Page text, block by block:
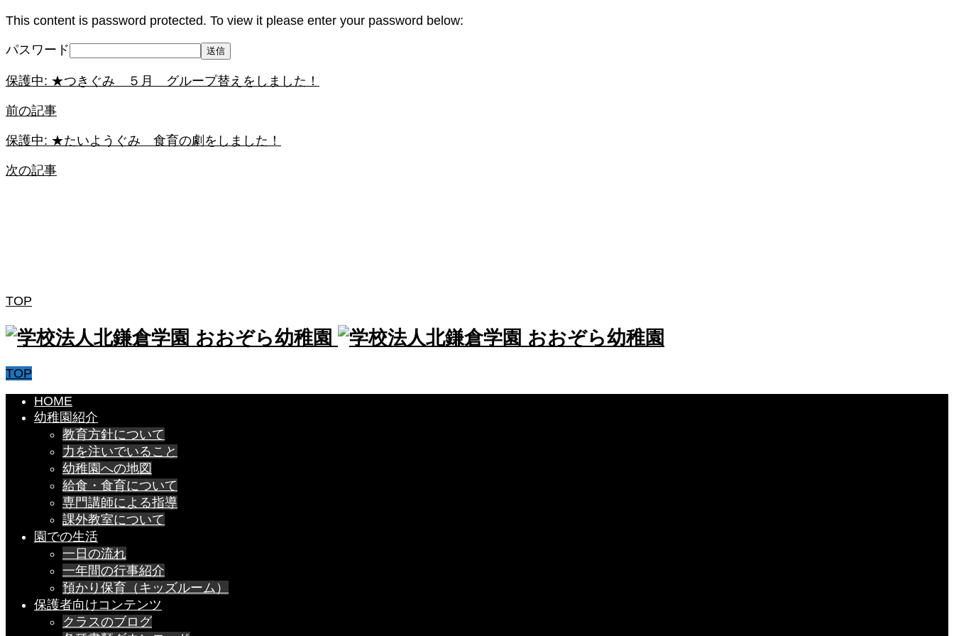
This content is password protected. To view it please enter your password below:
パスワード
保護中: ★つきぐみ ５月 グループ替えをしました！
前の記事
保護中: ★たいようぐみ 食育の劇をしました！
次の記事
TOP
TOP
HOME
幼稚園紹介
教育方針について
力を注いでいること
幼稚園への地図
給食・食育について
専門講師による指導
課外教室について
園での生活
一日の流れ
一年間の行事紹介
預かり保育（キッズルーム）
保護者向けコンテンツ
クラスのブログ